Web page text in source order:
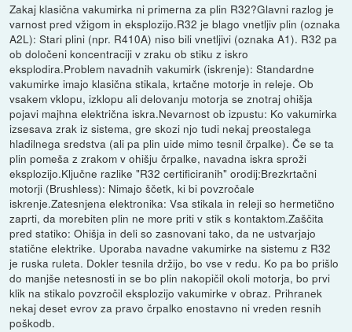
Zakaj klasična vakumirka ni primerna za plin R32?Glavni razlog je
varnost pred vžigom in eksplozijo.R32 je blago vnetljiv plin (oznaka
A2L): Stari plini (npr. R410A) niso bili vnetljivi (oznaka A1). R32 pa
ob določeni koncentraciji v zraku ob stiku z iskro
eksplodira.Problem navadnih vakumirk (iskrenje): Standardne
vakumirke imajo klasična stikala, krtačne motorje in releje. Ob
vsakem vklopu, izklopu ali delovanju motorja se znotraj ohišja
pojavi majhna električna iskra.Nevarnost ob izpustu: Ko vakumirka
izsesava zrak iz sistema, gre skozi njo tudi nekaj preostalega
hladilnega sredstva (ali pa plin uide mimo tesnil črpalke). Če se ta
plin pomeša z zrakom v ohišju črpalke, navadna iskra sproži
eksplozijo.Ključne razlike "R32 certificiranih" orodij:Brezkrtačni
motorji (Brushless): Nimajo ščetk, ki bi povzročale
iskrenje.Zatesnjena elektronika: Vsa stikala in releji so hermetično
zaprti, da morebiten plin ne more priti v stik s kontaktom.Zaščita
pred statiko: Ohišja in deli so zasnovani tako, da ne ustvarjajo
statične elektrike. Uporaba navadne vakumirke na sistemu z R32
je ruska ruleta. Dokler tesnila držijo, bo vse v redu. Ko pa bo prišlo
do manjše netesnosti in se bo plin nakopičil okoli motorja, bo prvi
klik na stikalo povzročil eksplozijo vakumirke v obraz. Prihranek
nekaj deset evrov za pravo črpalko enostavno ni vreden resnih
poškodb.